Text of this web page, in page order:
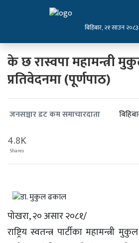
बिहिबार, २१ साउन २०८३
के छ रास्वपा महामन्त्री
प्रतिवेदनमा (पूर्णपाठ)
जनसञ्चार डट कम समाचारदाता
4.8K
Shares
पोखरा, २० असार २०८१/
राष्ट्रिय स्वतन्त्र पार्टीका महामन्त्री